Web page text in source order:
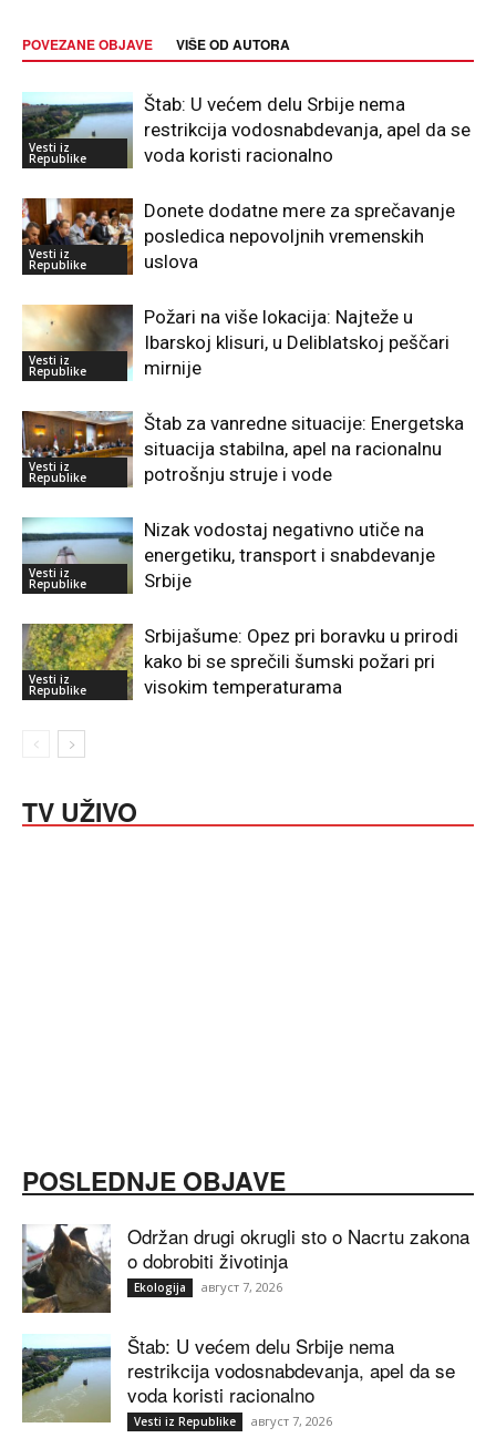
POVEZANE OBJAVE VIŠE OD AUTORA
Vesti iz
Republike
Štab: U većem delu Srbije nema
restrikcija vodosnabdevanja, apel da se
voda koristi racionalno
Vesti iz
Republike
Donete dodatne mere za sprečavanje
posledica nepovoljnih vremenskih
uslova
Vesti iz
Republike
Požari na više lokacija: Najteže u
Ibarskoj klisuri, u Deliblatskoj peščari
mirnije
Vesti iz
Republike
Štab za vanredne situacije: Energetska
situacija stabilna, apel na racionalnu
potrošnju struje i vode
Vesti iz
Republike
Nizak vodostaj negativno utiče na
energetiku, transport i snabdevanje
Srbije
Vesti iz
Republike
Srbijašume: Opez pri boravku u prirodi
kako bi se sprečili šumski požari pri
visokim temperaturama
TV UŽIVO
POSLEDNJE OBJAVE
Održan drugi okrugli sto o Nacrtu zakona
o dobrobiti životinja
Ekologija август 7, 2026
Štab: U većem delu Srbije nema
restrikcija vodosnabdevanja, apel da se
voda koristi racionalno
Vesti iz Republike август 7, 2026